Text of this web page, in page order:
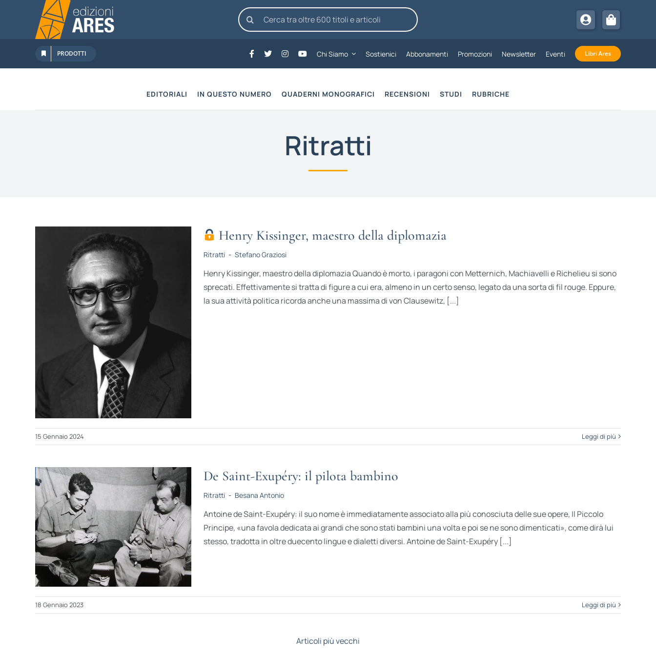
contenuto
Cerca
per:
PRODOTTI Chi Siamo Sostienici Abbonamenti Promozioni Newsletter Eventi Libri Ares
EDITORIALI IN QUESTO NUMERO QUADERNI MONOGRAFICI RECENSIONI STUDI RUBRICHE
Ritratti
Henry Kissinger, maestro della diplomazia
Ritratti - Stefano Graziosi
Henry Kissinger, maestro della diplomazia Quando è morto, i paragoni con Metternich, Machiavelli e Richelieu si sono
sprecati. Effettivamente si tratta di figure a cui era, almeno in un certo senso, legato da una sorta di fil rouge. Eppure,
la sua attività politica ricorda anche una massima di von Clausewitz, [...]
15 Gennaio 2024 Leggi di più
De Saint-Exupéry: il pilota bambino
Ritratti - Besana Antonio
Antoine de Saint-Exupéry: il suo nome è immediatamente associato alla più conosciuta delle sue opere, Il Piccolo
Principe, «una favola dedicata ai grandi che sono stati bambini una volta e poi se ne sono dimenticati», come dirà lui
stesso, tradotta in oltre duecento lingue e dialetti diversi. Antoine de Saint-Exupéry [...]
18 Gennaio 2023 Leggi di più
Articoli più vecchi